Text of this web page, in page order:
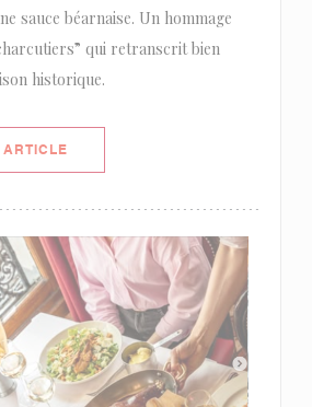
sauce béarnaise. Un hommage
qui retranscrit bien
historique.
ARTICLE((OPENS IN A NEW WINDOW))